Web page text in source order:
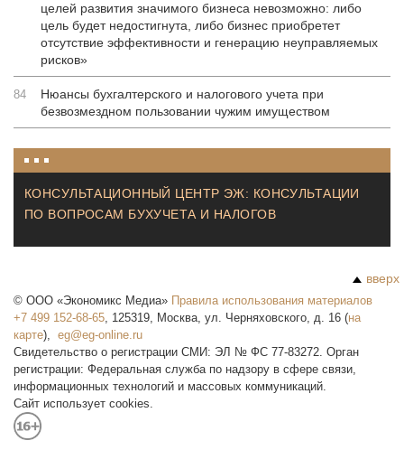
целей развития значимого бизнеса невозможно: либо
цель будет недостигнута, либо бизнес приобретет
отсутствие эффективности и генерацию неуправляемых
рисков»
84
Нюансы бухгалтерского и налогового учета при
безвозмездном пользовании чужим имуществом
КОНСУЛЬТАЦИОННЫЙ ЦЕНТР ЭЖ: КОНСУЛЬТАЦИИ
ПО ВОПРОСАМ БУХУЧЕТА И НАЛОГОВ
вверх
© ООО «Экономикс Медиа» Правила использования материалов
+7 499 152-68-65, 125319, Москва, ул. Черняховского, д. 16 (на
карте),
Свидетельство о регистрации СМИ: ЭЛ № ФС 77-83272. Орган
регистрации: Федеральная служба по надзору в сфере связи,
информационных технологий и массовых коммуникаций.
Сайт использует cookies.